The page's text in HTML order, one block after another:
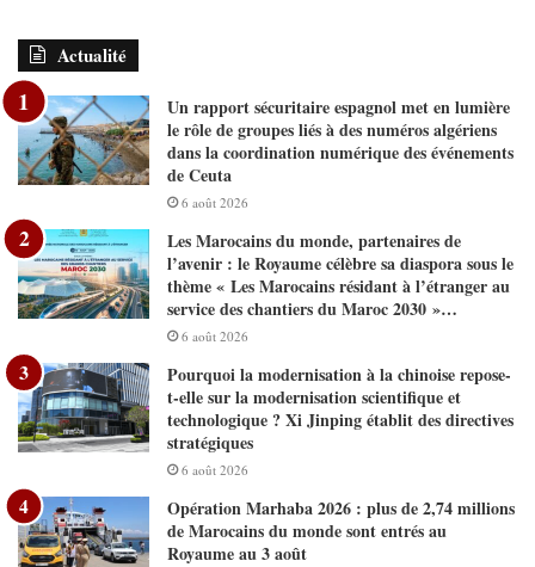
Actualité
Un rapport sécuritaire espagnol met en lumière
le rôle de groupes liés à des numéros algériens
dans la coordination numérique des événements
de Ceuta
6 août 2026
Les Marocains du monde, partenaires de
l’avenir : le Royaume célèbre sa diaspora sous le
thème « Les Marocains résidant à l’étranger au
service des chantiers du Maroc 2030 »…
6 août 2026
Pourquoi la modernisation à la chinoise repose-
t-elle sur la modernisation scientifique et
technologique ? Xi Jinping établit des directives
stratégiques
6 août 2026
Opération Marhaba 2026 : plus de 2,74 millions
de Marocains du monde sont entrés au
Royaume au 3 août